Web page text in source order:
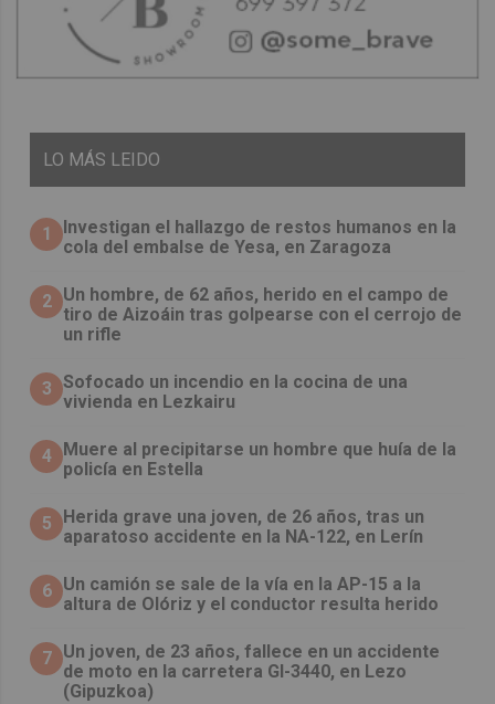
LO MÁS LEIDO
1
Investigan el hallazgo de restos humanos en la
cola del embalse de Yesa, en Zaragoza
2 Un hombre, de 62 años, herido en el campo de
tiro de Aizoáin tras golpearse con el cerrojo de
un rifle
3 Sofocado un incendio en la cocina de una
vivienda en Lezkairu
4 Muere al precipitarse un hombre que huía de la
policía en Estella
5
Herida grave una joven, de 26 años, tras un
aparatoso accidente en la NA-122, en Lerín
6 Un camión se sale de la vía en la AP-15 a la
altura de Olóriz y el conductor resulta herido
7 Un joven, de 23 años, fallece en un accidente
de moto en la carretera GI-3440, en Lezo
(Gipuzkoa)